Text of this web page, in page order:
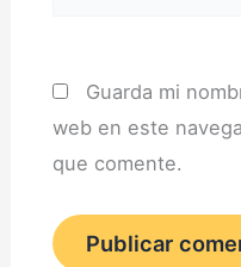
Guarda mi
web en este
que comente.